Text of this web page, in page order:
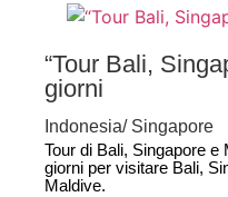
“Tour Bali,
giorni
Indonesia/ Singapore
Tour di Bali, Singapore e
giorni per visitare Bali,
Maldive.